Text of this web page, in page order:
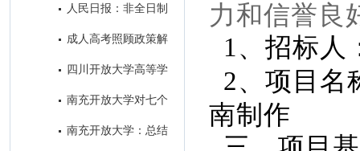
人民日报：非全日制
学历一律同等对待!在职学历教
成人高考照顾政策解
四川开放大学高等学
历继续教育退役士兵招生宣传专
南充开放大学对七个
县级分校开展“达标工程”实地验
南充开放大学：总结
力和信誉良
1、招标人
2、项目名
南制作